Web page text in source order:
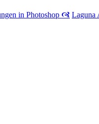
in Photoshop 🙧 Laguna